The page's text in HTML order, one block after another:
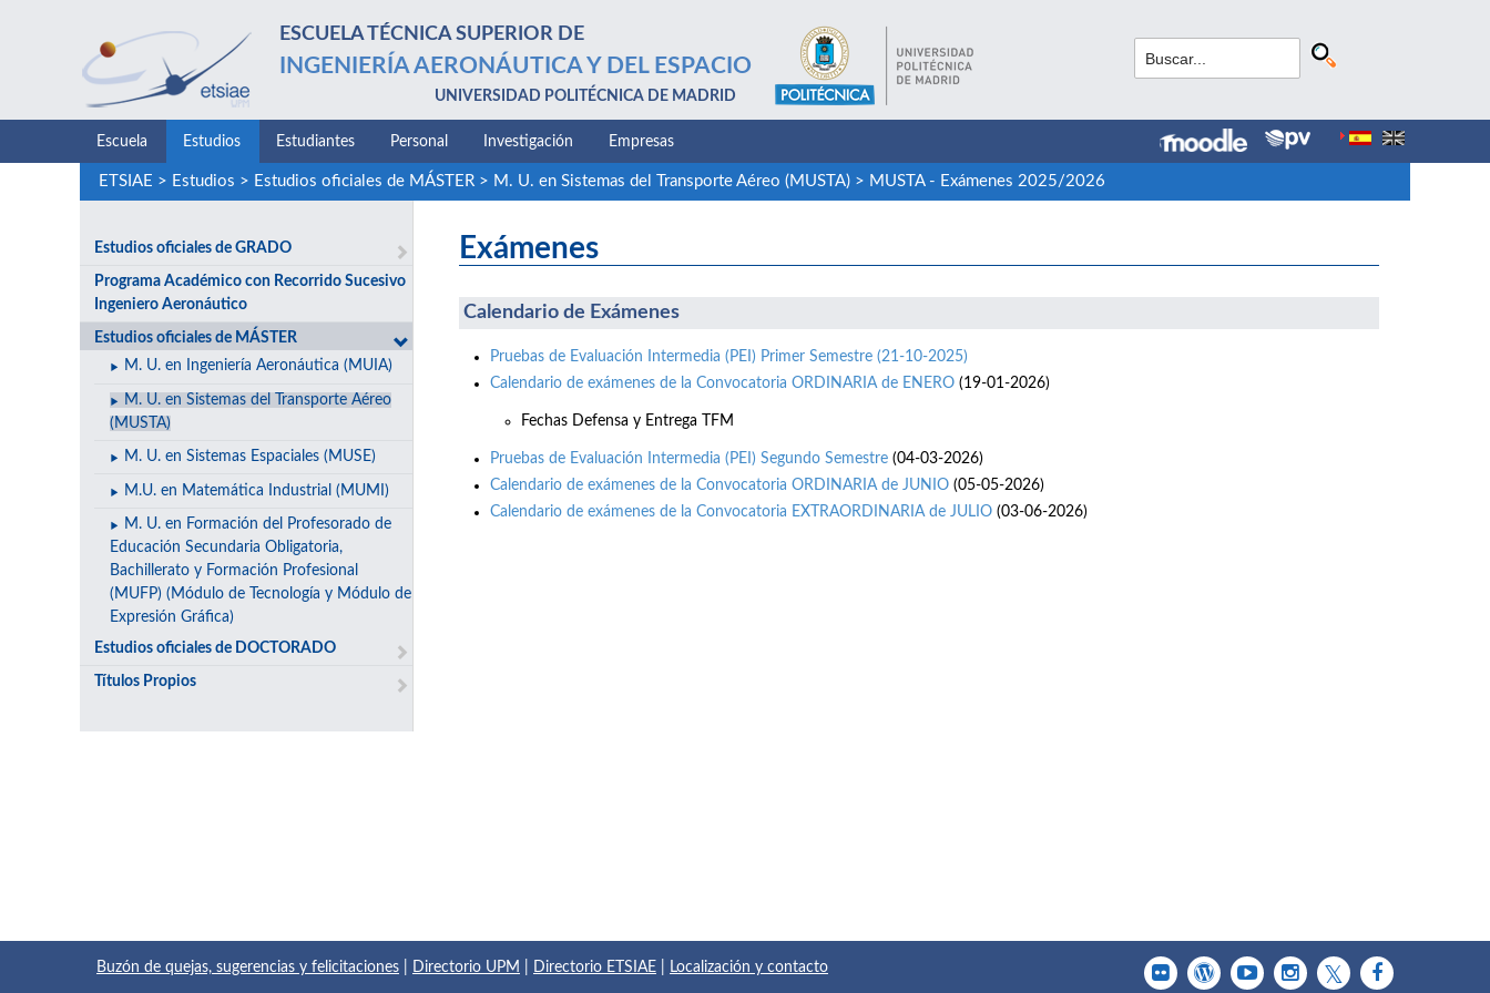
ESCUELA TÉCNICA SUPERIOR DE
INGENIERÍA AERONÁUTICA Y DEL ESPACIO
UNIVERSIDAD POLITÉCNICA DE MADRID
Escuela Estudios Estudiantes Personal Investigación Empresas
ETSIAE > Estudios > Estudios oficiales de MÁSTER> M. U. en Sistemas del Transporte Aéreo (MUSTA)> MUSTA - Exámenes 2025/2026
Estudios oficiales de GRADO
Programa Académico con Recorrido Sucesivo
Ingeniero Aeronáutico
Estudios oficiales de MÁSTER
M. U. en Ingeniería Aeronáutica (MUIA)
M. U. en Sistemas del Transporte Aéreo
(MUSTA)
M. U. en Sistemas Espaciales (MUSE)
M.U. en Matemática Industrial (MUMI)
M. U. en Formación del Profesorado de
Educación Secundaria Obligatoria,
Bachillerato y Formación Profesional
(MUFP) (Módulo de Tecnología y Módulo de
Expresión Gráfica)
Estudios oficiales de DOCTORADO
Títulos Propios
Exámenes
Calendario de Exámenes
Pruebas de Evaluación Intermedia (PEI) Primer Semestre (21-10-2025)
Calendario de exámenes de la Convocatoria ORDINARIA de ENERO (19-01-2026)
Fechas Defensa y Entrega TFM
Pruebas de Evaluación Intermedia (PEI) Segundo Semestre (04-03-2026)
Calendario de exámenes de la Convocatoria ORDINARIA de JUNIO (05-05-2026)
Calendario de exámenes de la Convocatoria EXTRAORDINARIA de JULIO (03-06-2026)
Buzón de quejas, sugerencias y felicitaciones Directorio UPM Directorio ETSIAE Localización y contacto